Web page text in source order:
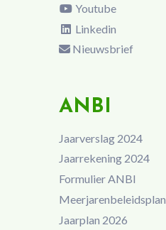
Youtube
Linkedin
Nieuwsbrief
ANBI
Jaarverslag 2024
Jaarrekening 2024
Formulier ANBI
Meerjarenbeleidsplan
Jaarplan 2026